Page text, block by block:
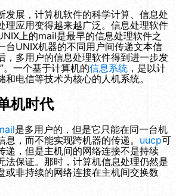
发展，计算机软件的科学计算、信息处
理应用变得越来越广泛。信息处理软件
上的mail是最早的信息处理软件之
台UNIX机器的不同用户间传递文本信
，多用户的信息处理软件得到进一步发
。一个基于计算机的信息系统 ，是以计
电信等技术为核心的人机系统。
机时代
是多用户的，但是它只能在同一台机
，而不能实现跨机器的传递。 uucp可
递，但是主机间的网络连接不是持续
法保证。那时，计算机信息处理仍然是
或非持续的网络连接在主机间交换数